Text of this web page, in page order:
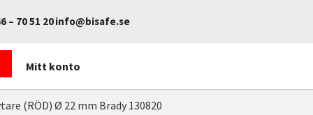
– 70 51 20info@bisafe.se
Mitt konto
(RÖD) Ø 22 mm Brady 130820